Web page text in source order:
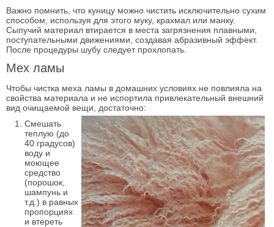
Важно помнить, что куницу можно чистить исключительно сухим
способом, используя для этого муку, крахмал или манку.
Сыпучий материал втирается в места загрязнения плавными,
поступательными движениями, создавая абразивный эффект.
После процедуры шубу следует прохлопать.
Мех ламы
Чтобы чистка меха ламы в домашних условиях не повлияла на
свойства материала и не испортила привлекательный внешний
вид очищаемой вещи, достаточно:
Смешать
теплую (до
40 градусов)
воду и
моющее
средство
(порошок,
шампунь и
т.д.) в равных
пропорциях
и втереть